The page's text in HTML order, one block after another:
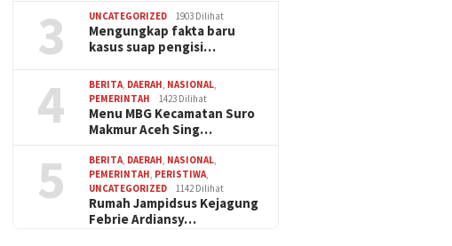
3 UNCATEGORIZED 1903 Dilihat
Mengungkap fakta baru
kasus suap pengisi…
4 BERITA DAERAH NASIONAL
PEMERINTAH
1423 Dilihat
Menu MBG Kecamatan Suro
Makmur Aceh Sing…
5 BERITA DAERAH NASIONAL
PEMERINTAH PERISTIWA
UNCATEGORIZED
1142 Dilihat
Rumah Jampidsus Kejagung
Febrie Ardiansy…